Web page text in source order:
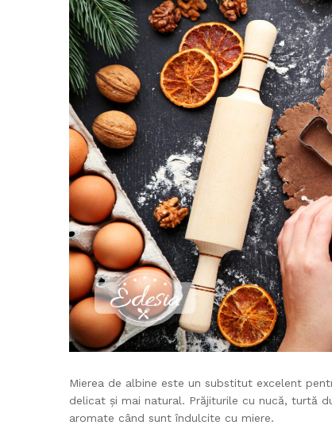
Mierea de albine este un substitut excelent
delicat și mai natural. Prăjiturile cu nucă, turtă
aromate când sunt îndulcite cu miere.